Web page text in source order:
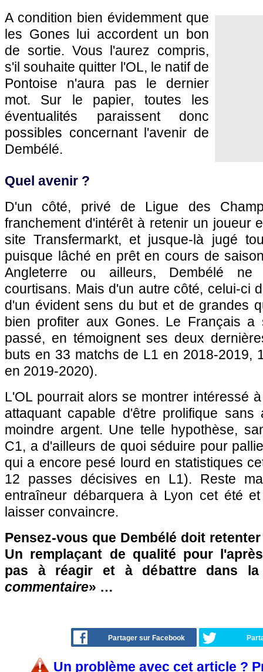
A condition bien évidemment que
les Gones lui accordent un bon
de sortie. Vous l'aurez compris,
s'il souhaite quitter l'OL, le natif de
Pontoise n'aura pas le dernier
mot. Sur le papier, toutes les
éventualités paraissent donc
possibles concernant l'avenir de
Dembélé.
Quel avenir ?
D'un côté, privé de Ligue des
franchement d'intérêt à retenir un joueur
site Transfermarkt, et jusque-là jugé
puisque lâché en prêt en cours de
Angleterre ou ailleurs, Dembélé
courtisans. Mais d'un autre côté, celui-ci
d'un évident sens du but et de grandes
bien profiter aux Gones. Le Français
passé, en témoignent ses deux
buts en 33 matchs de L1 en 2018-2019,
en 2019-2020).
L'OL pourrait alors se montrer intéressé
attaquant capable d'être prolifique
moindre argent. Une telle hypothèse,
C1, a d'ailleurs de quoi séduire pour
qui a encore pesé lourd en statistiques
12 passes décisives en L1). Reste
entraîneur débarquera à Lyon cet été
laisser convaincre.
Pensez-vous que Dembélé doit
Un remplaçant de qualité pour
pas à réagir et à débattre dans
commentaire» …
Partager sur Facebook
Un problème avec cet article ?